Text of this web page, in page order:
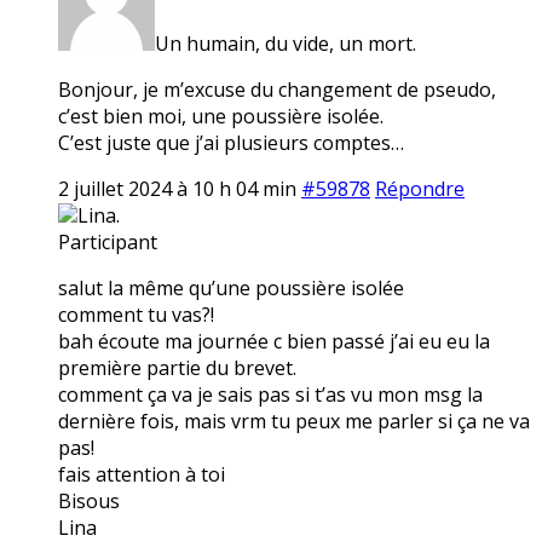
Un humain, du vide, un mort.
Bonjour, je m’excuse du changement de pseudo,
c’est bien moi, une poussière isolée.
C’est juste que j’ai plusieurs comptes…
2 juillet 2024 à 10 h 04 min #59878 Répondre
Lina.
Participant
salut la même qu’une poussière isolée
comment tu vas?!
bah écoute ma journée c bien passé j’ai eu eu la
première partie du brevet.
comment ça va je sais pas si t’as vu mon msg la
dernière fois, mais vrm tu peux me parler si ça ne va
pas!
fais attention à toi
Bisous
Lina